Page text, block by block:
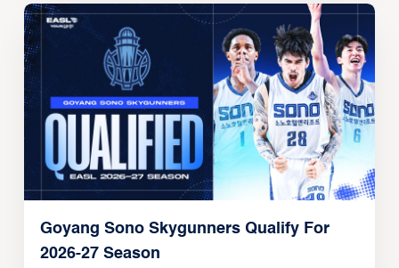
Goyang Sono Skygunners Qualify For
2026-27 Season